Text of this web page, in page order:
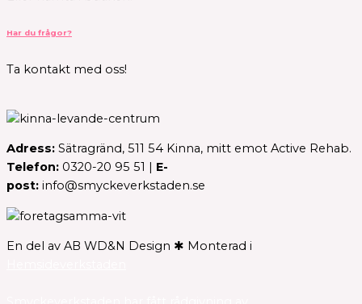
Har du frågor?
Ta kontakt med oss!
Adress: Sätragränd, 511 54 Kinna, mitt emot Active Rehab.
Telefon: 0320-20 95 51 | E-
post: info@smyckeverkstaden.se
En del av AB WD&N Design ✱ Monterad i